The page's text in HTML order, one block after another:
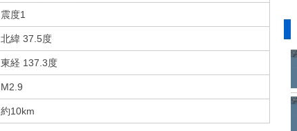
震度1
北緯 37.5度
東経 137.3度
M2.9
約10km